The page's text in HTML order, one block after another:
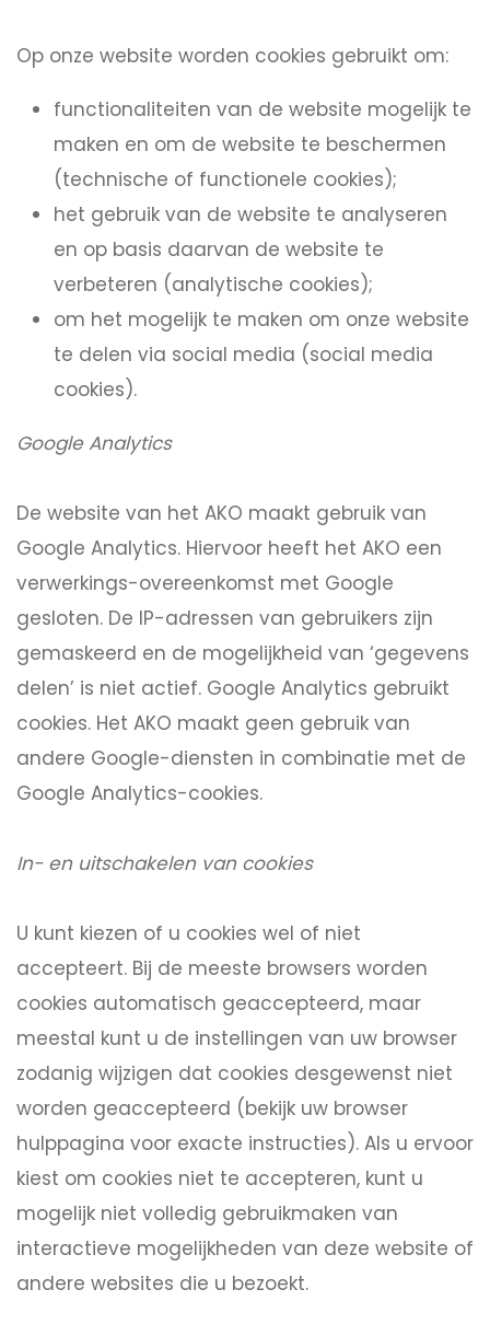
Op onze website worden cookies gebruikt om:
functionaliteiten van de website mogelijk te
maken en om de website te beschermen
(technische of functionele cookies);
het gebruik van de website te analyseren
en op basis daarvan de website te
verbeteren (analytische cookies);
om het mogelijk te maken om onze website
te delen via social media (social media
cookies).
Google Analytics
De website van het AKO maakt gebruik van
Google Analytics. Hiervoor heeft het AKO een
verwerkings-overeenkomst met Google
gesloten. De IP-adressen van gebruikers zijn
gemaskeerd en de mogelijkheid van ‘gegevens
delen’ is niet actief. Google Analytics gebruikt
cookies. Het AKO maakt geen gebruik van
andere Google-diensten in combinatie met de
Google Analytics-cookies.
In- en uitschakelen van cookies
U kunt kiezen of u cookies wel of niet
accepteert. Bij de meeste browsers worden
cookies automatisch geaccepteerd, maar
meestal kunt u de instellingen van uw browser
zodanig wijzigen dat cookies desgewenst niet
worden geaccepteerd (bekijk uw browser
hulppagina voor exacte instructies). Als u ervoor
kiest om cookies niet te accepteren, kunt u
mogelijk niet volledig gebruikmaken van
interactieve mogelijkheden van deze website of
andere websites die u bezoekt.